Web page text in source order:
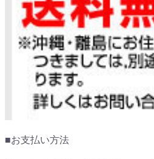
■お支払い方法